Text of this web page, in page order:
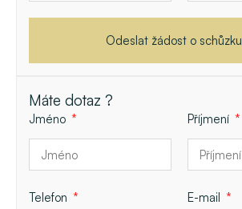
Odeslat žádost o schůzku
Máte dotaz ?
Jméno Příjmení
Telefon E-mail